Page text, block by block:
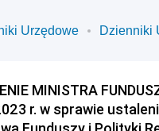
Urzędowe Dzienniki
MINISTRA
r. w sprawie